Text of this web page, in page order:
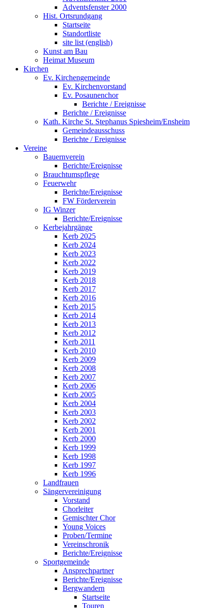
Adventsfenster 2000
Hist. Ortsrundgang
Startseite
Standortliste
site list (english)
Kunst am Bau
Heimat Museum
Kirchen
Ev. Kirchengemeinde
Ev. Kirchenvorstand
Ev. Posaunenchor
Berichte / Ereignisse
Berichte / Ereignisse
Kath. Kirche St. Stephanus Spiesheim/Ensheim
Gemeindeausschuss
Berichte / Ereignisse
Vereine
Bauernverein
Berichte/Ereignisse
Brauchtumspflege
Feuerwehr
Berichte/Ereignisse
FW Förderverein
IG Winzer
Berichte/Ereignisse
Kerbejahrgänge
Kerb 2025
Kerb 2024
Kerb 2023
Kerb 2022
Kerb 2019
Kerb 2018
Kerb 2017
Kerb 2016
Kerb 2015
Kerb 2014
Kerb 2013
Kerb 2012
Kerb 2011
Kerb 2010
Kerb 2009
Kerb 2008
Kerb 2007
Kerb 2006
Kerb 2005
Kerb 2004
Kerb 2003
Kerb 2002
Kerb 2001
Kerb 2000
Kerb 1999
Kerb 1998
Kerb 1997
Kerb 1996
Landfrauen
Sängervereinigung
Vorstand
Chorleiter
Gemischter Chor
Young Voices
Proben/Termine
Vereinschronik
Berichte/Ereignisse
Sportgemeinde
Ansprechpartner
Berichte/Ereignisse
Bergwandern
Startseite
Touren